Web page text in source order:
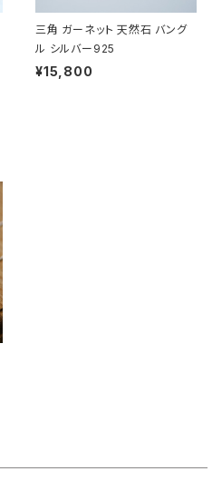
三角 ガーネット 天然石 バング
ル シルバー925
¥15,800